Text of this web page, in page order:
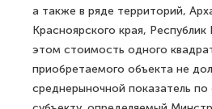
а также в ряде территорий,
Красноярского края,
этом стоимость одного
приобретаемого объекта не
среднерыночной показатель